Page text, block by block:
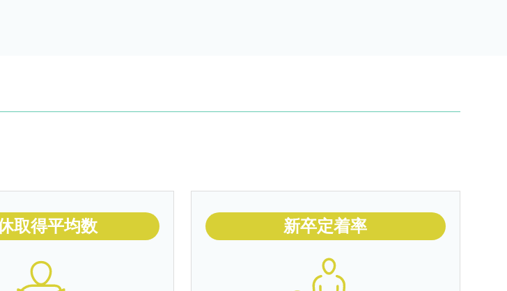
取得平均数 新卒定着率